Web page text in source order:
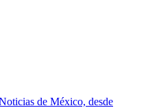
de México, desde